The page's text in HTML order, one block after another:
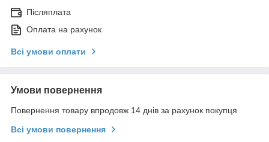
Післяплата
Оплата на рахунок
Всі умови оплати
Умови повернення
Повернення товару впродовж 14 днів за рахунок покупця
Всі умови повернення